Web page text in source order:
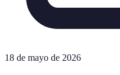
18 de mayo de 2026